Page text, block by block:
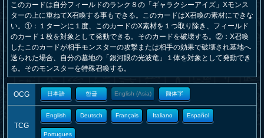
このカードは自分フィールドのランク８の「ギャラクシーアイズ」Xモンス
ターの上に重ねてX召喚する事もできる。このカードはX召喚の素材にできな
い。①：１ターンに１度、このカードのX素材を１つ取り除き、フィールド
のカード１枚を対象として発動できる。そのカードを破壊する。②：X召喚
したこのカードが相手モンスターの攻撃または相手の効果で破壊され墓地へ
送られた場合、自分の墓地の「銀河眼の光波竜」１体を対象として発動でき
る。そのモンスターを特殊召喚する。
OCG 日本語 한글 English (Asia) 簡体字
TCG
English Deutsch Français Italiano Español
Portugues